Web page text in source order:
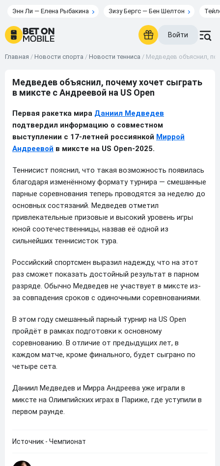
Энн Ли — Елена Рыбакина Зизу Бергс — Бен Шелтон
Войти
Главная / Новости спорта / Новости тенниса / Медведев объяснил,
Медведев объяснил, почему хочет сыграть
в миксте с Андреевой на US Open
Первая ракетка мира Даниил Медведев
подтвердил информацию о совместном
выступлении с 17-летней россиянкой Миррой
Андреевой в миксте на US Open-2025.
Теннисист пояснил, что такая возможность появилась
благодаря изменённому формату турнира — смешанные
парные соревнования теперь проводятся за неделю до
основных состязаний. Медведев отметил
привлекательные призовые и высокий уровень игры
юной соотечественницы, назвав её одной из
сильнейших теннисисток тура.
Российский спортсмен выразил надежду, что на этот
раз сможет показать достойный результат в парном
разряде. Обычно Медведев не участвует в миксте из-
за совпадения сроков с одиночными соревнованиями.
В этом году смешанный парный турнир на US Open
пройдёт в рамках подготовки к основному
соревнованию. В отличие от предыдущих лет, в
каждом матче, кроме финального, будет сыграно по
четыре сета.
Даниил Медведев и Мирра Андреева уже играли в
миксте на Олимпийских играх в Париже, где уступили в
первом раунде.
Источник - Чемпионат